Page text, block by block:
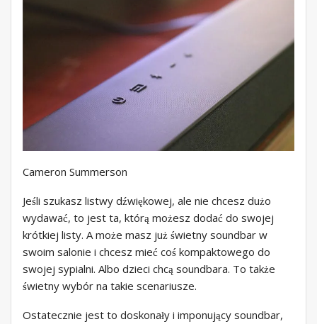
Cameron Summerson
Jeśli szukasz listwy dźwiękowej, ale nie chcesz dużo
wydawać, to jest ta, którą możesz dodać do swojej
krótkiej listy. A może masz już świetny soundbar w
swoim salonie i chcesz mieć coś kompaktowego do
swojej sypialni. Albo dzieci chcą soundbara. To także
świetny wybór na takie scenariusze.
Ostatecznie jest to doskonały i imponujący soundbar,